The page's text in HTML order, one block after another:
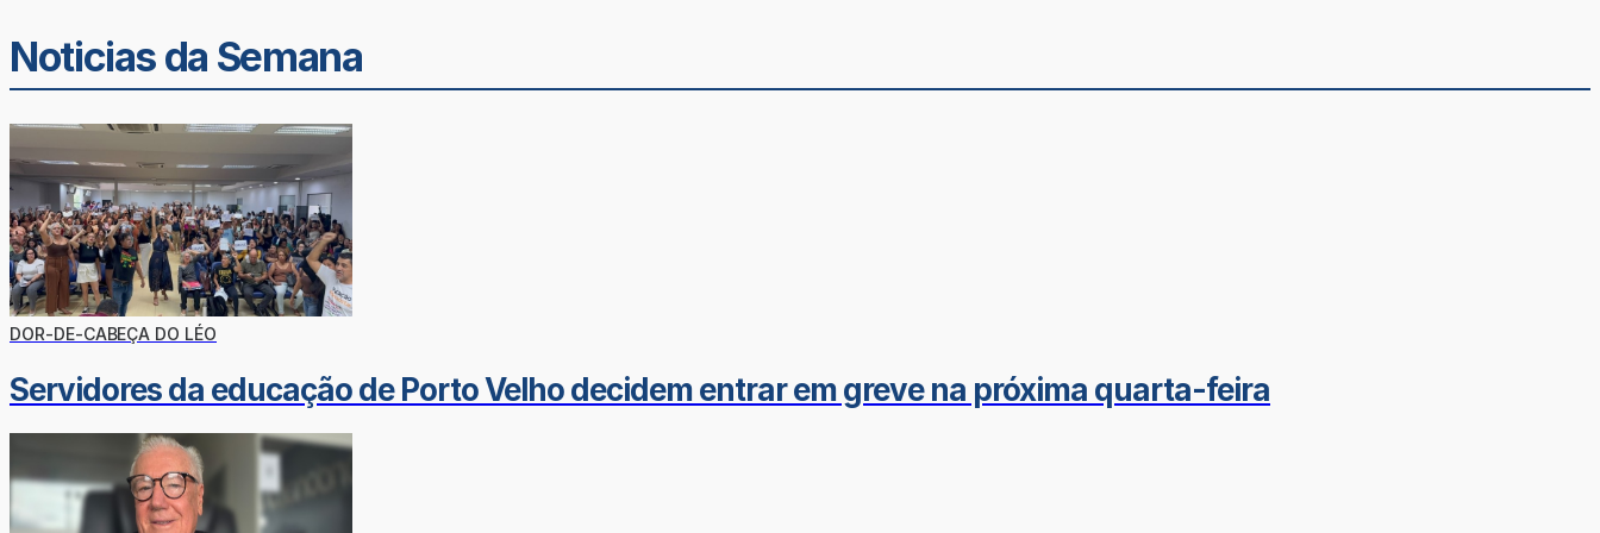
Noticias da Semana
DOR-DE-CABEÇA DO LÉO
Servidores da educação de Porto Velho decidem entrar em greve na próxima quarta-feira